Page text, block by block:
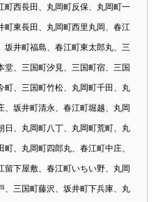
町西長田、丸岡町反保、丸岡町一
東長田、丸岡町西里丸岡、春江
井町福島、春江町東太郎丸、三
堂、三国町汐見、三国町宿、三国
町、三国町竹松、丸岡町千田、丸
、坂井町清永、春江町堀越、丸岡
日、丸岡町八丁、丸岡町荒町、丸
、丸岡町四郎丸、春江町中庄、
下屋敷、春江町いちい野、丸岡
、三国町藤沢、坂井町下兵庫、丸